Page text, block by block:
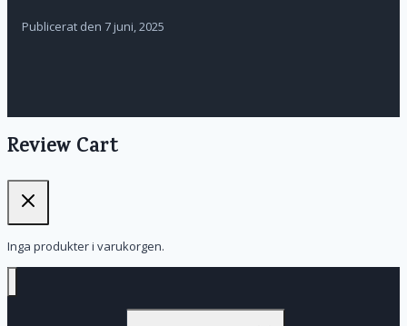
Publicerat den 7 juni, 2025
Review Cart
Inga produkter i varukorgen.